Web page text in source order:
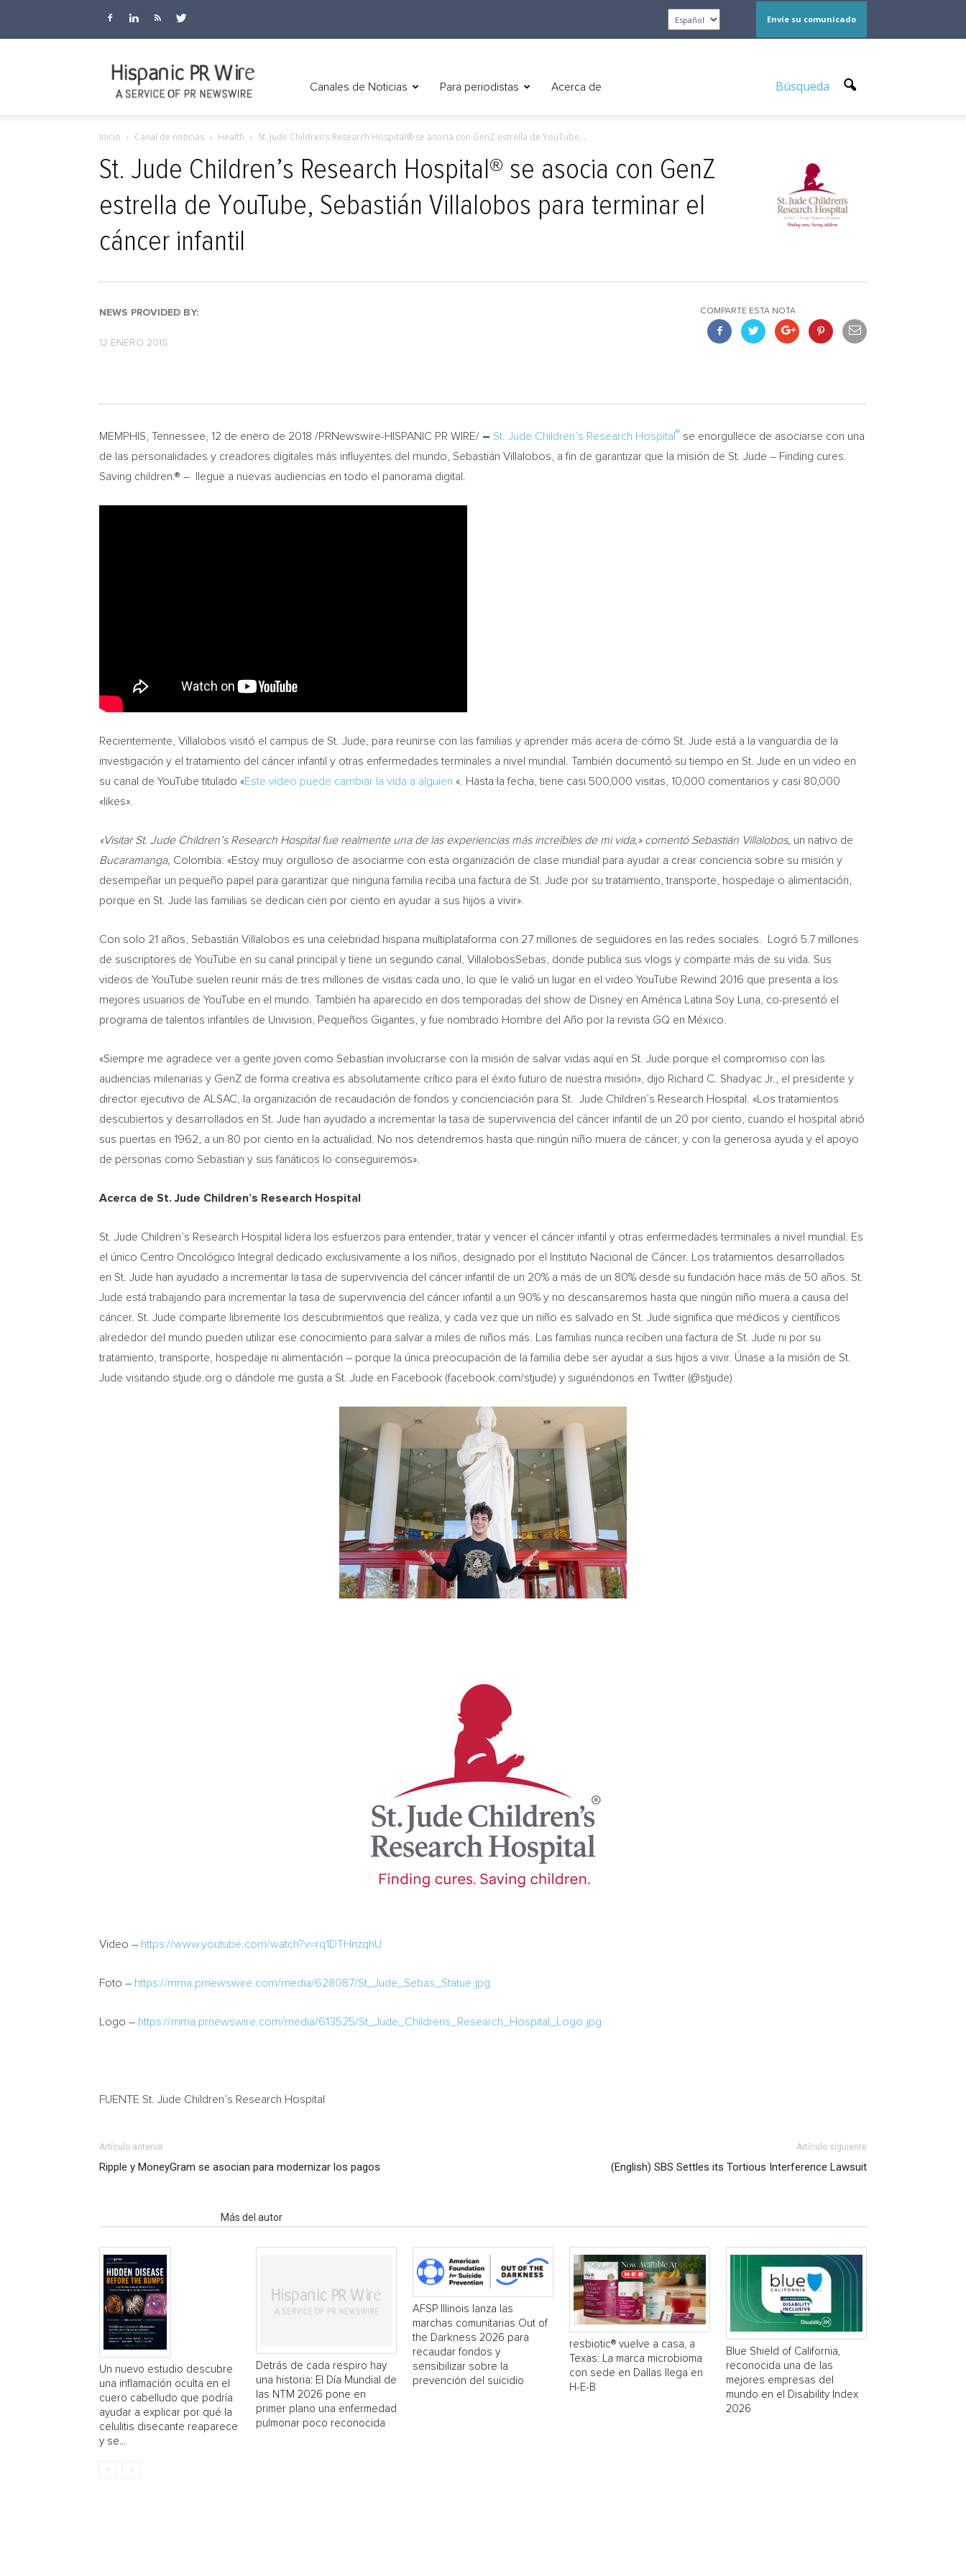
Envíe su comunicado
Canales de Noticias Para periodistas Acerca de Búsqueda
Inicio Canal de noticias Health St. Jude Children’s Research Hospital® se asocia con GenZ estrella de YouTube,...
St. Jude Children’s Research Hospital® se asocia con GenZ
estrella de YouTube, Sebastián Villalobos para terminar el
cáncer infantil
NEWS PROVIDED BY:
12 ENERO 2018
COMPARTE ESTA NOTA
MEMPHIS, Tennessee , 12 de enero de 2018 /PRNewswire-HISPANIC PR WIRE/ – St. Jude Children’s Research Hospital ® se enorgullece de asociarse con una
de las personalidades y creadores digitales más influyentes del mundo, Sebastián Villalobos, a fin de garantizar que la misión de St. Jude – Finding cures.
Saving children.® – llegue a nuevas audiencias en todo el panorama digital.
Recientemente, Villalobos visitó el campus de St. Jude, para reunirse con las familias y aprender más acera de cómo St. Jude está a la vanguardia de la
investigación y el tratamiento del cáncer infantil y otras enfermedades terminales a nivel mundial. También documentó su tiempo en St. Jude en un video en
su canal de YouTube titulado «Este video puede cambiar la vida a alguien «. Hasta la fecha, tiene casi 500,000 visitas, 10,000 comentarios y casi 80,000
«likes».
«Visitar St. Jude Children’s Research Hospital fue realmente una de las experiencias más increíbles de mi vida,» comentó Sebastián Villalobos, un nativo de
Bucaramanga, Colombia . «Estoy muy orgulloso de asociarme con esta organización de clase mundial para ayudar a crear conciencia sobre su misión y
desempeñar un pequeño papel para garantizar que ninguna familia reciba una factura de St. Jude por su tratamiento, transporte, hospedaje o alimentación,
porque en St. Jude las familias se dedican cien por ciento en ayudar a sus hijos a vivir».
Con solo 21 años, Sebastián Villalobos es una celebridad hispana multiplataforma con 27 millones de seguidores en las redes sociales. Logró 5.7 millones
de suscriptores de YouTube en su canal principal y tiene un segundo canal, VillalobosSebas, donde publica sus vlogs y comparte más de su vida. Sus
videos de YouTube suelen reunir más de tres millones de visitas cada uno, lo que le valió un lugar en el video YouTube Rewind 2016 que presenta a los
mejores usuarios de YouTube en el mundo. También ha aparecido en dos temporadas del show de Disney en América
Latina Soy Luna , co-presentó el
programa de talentos infantiles de Univision, Pequeños Gigantes, y fue nombrado Hombre del Año por la revista GQ en México.
«Siempre me agradece ver a gente joven como Sebastian involucrarse con la misión de salvar vidas aquí en St. Jude porque el compromiso con las
audiencias milenarias y GenZ de forma creativa es absolutamente crítico para el éxito futuro de nuestra misión», dijo Richard C. Shadyac Jr.
, el presidente y
director ejecutivo de ALSAC, la organización de recaudación de fondos y concienciación para St. Jude Children’s Research Hospital. «Los tratamientos
descubiertos y desarrollados en St. Jude han ayudado a incrementar la tasa de supervivencia del cáncer infantil de un 20 por ciento, cuando el hospital abrió
sus puertas en 1962, a un 80 por ciento en la actualidad. No nos detendremos hasta que ningún niño muera de cáncer, y con la generosa ayuda y el apoyo
de personas como Sebastian y sus fanáticos lo conseguiremos».
Acerca de St. Jude Children’s Research Hospital
St. Jude Children’s Research Hospital lidera los esfuerzos para entender, tratar y vencer el cáncer infantil y otras enfermedades terminales a nivel mundial. Es
el único Centro Oncológico Integral dedicado exclusivamente a los niños, designado por el Instituto Nacional de Cáncer. Los tratamientos desarrollados
en St. Jude han ayudado a incrementar la tasa de supervivencia del cáncer infantil de un 20% a más de un 80% desde su fundación hace más de 50 años. St.
Jude está trabajando para incrementar la tasa de supervivencia del cáncer infantil a un 90% y no descansaremos hasta que ningún niño muera a causa del
cáncer. St. Jude comparte libremente los descubrimientos que realiza, y cada vez que un niño es salvado en St. Jude significa que médicos y científicos
alrededor del mundo pueden utilizar ese conocimiento para salvar a miles de niños más. Las familias nunca reciben una factura de St. Jude ni por su
tratamiento, transporte, hospedaje ni alimentación – porque la única preocupación de la familia debe ser ayudar a sus hijos a vivir. Únase a la misión de St.
Jude visitando stjude.org o dándole me gusta a St. Jude en Facebook (facebook.com/stjude) y siguiéndonos en Twitter (@stjude)
Video – https://www.youtube.com/watch?v=rq1DTHnzqhU
Foto – https://mma.prnewswire.com/media/628087/St_Jude_Sebas_Statue.jpg
Logo – https://mma.prnewswire.com/media/613525/St_Jude_Childrens_Research_Hospital_Logo.jpg
FUENTE St. Jude Children’s Research Hospital
Artículo anterior
Ripple y MoneyGram se asocian para modernizar los pagos
Artículo siguiente
(English) SBS Settles its Tortious Interference Lawsuit
Más del autor
Un nuevo estudio descubre
una inflamación oculta en el
cuero cabelludo que podría
ayudar a explicar por qué la
celulitis disecante reaparece
y se...
Detrás de cada respiro hay
una historia: El Día Mundial de
las NTM 2026 pone en
primer plano una enfermedad
pulmonar poco reconocida
AFSP Illinois lanza las
marchas comunitarias Out of
the Darkness 2026 para
recaudar fondos y
sensibilizar sobre la
prevención del suicidio
resbiotic® vuelve a casa, a
Texas: La marca microbioma
con sede en Dallas llega en
H-E-B
Blue Shield of California,
reconocida una de las
mejores empresas del
mundo en el Disability Index
2026